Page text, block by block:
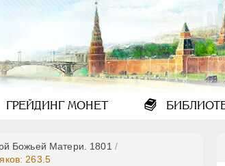
ГРЕЙДИНГМОНЕТ
Божьей Матери. 1801 /
263.5